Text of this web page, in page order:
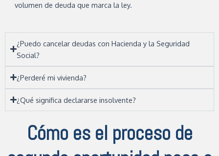
volumen de deuda que marca la ley.
¿Puedo cancelar deudas con Hacienda y la Seguridad
Social?
¿Perderé mi vivienda?
¿Qué significa declararse insolvente?
Cómo es el proceso de